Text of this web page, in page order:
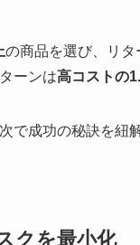
の商品を選び、リ
ーンは高コストの
で成功の秘訣を紐
クを最小化